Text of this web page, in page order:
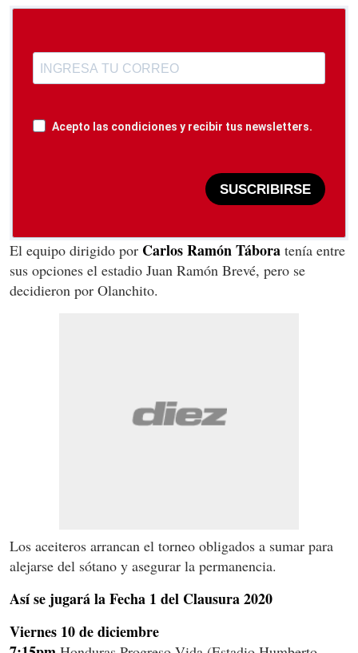
Acepto las condiciones y recibir tus newsletters.
SUSCRIBIRSE
El equipo dirigido por Carlos Ramón Tábora tenía entre
sus opciones el estadio Juan Ramón Brevé, pero se
decidieron por Olanchito.
Los aceiteros arrancan el torneo obligados a sumar para
alejarse del sótano y asegurar la permanencia.
Así se jugará la Fecha 1 del Clausura 2020
Viernes 10 de diciembre